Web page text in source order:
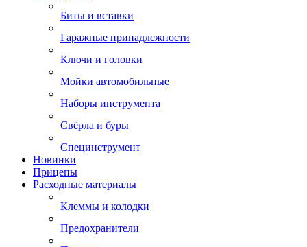
Биты и вставки
Гаражные принадлежности
Ключи и головки
Мойки автомобильные
Наборы инструмента
Свёрла и буры
Специнструмент
Новинки
Прицепы
Расходные материалы
Клеммы и колодки
Предохранители